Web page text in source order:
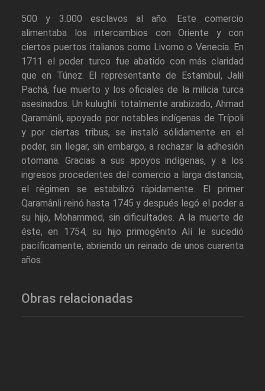
500 y 3.000 esclavos al año. Este comercio
alimentaba los intercambios con Oriente y con
ciertos puertos italianos como Livorno o Venecia. En
1711 el poder turco fue abatido con más claridad
que en Túnez. El representante de Estambul, Jalil
Pachá, fue muerto y los oficiales de la milicia turca
asesinados. Un kulughli totalmente arabizado, Ahmad
Qaramânli, apoyado por notables indígenas de Trípoli
y por ciertas tribus, se instaló sólidamente en el
poder, sin llegar, sin embargo, a rechazar la adhesión
otomana. Gracias a sus apoyos indígenas, y a los
ingresos procedentes del comercio a larga distancia,
el régimen se estabilizó rápidamente. El primer
Qaramânli reinó hasta 1745 y después legó el poder a
su hijo, Mohammed, sin dificultades. A la muerte de
éste, en 1754, su hijo primogénito Alí le sucedió
pacíficamente, abriendo un reinado de unos cuarenta
años.
Obras relacionadas